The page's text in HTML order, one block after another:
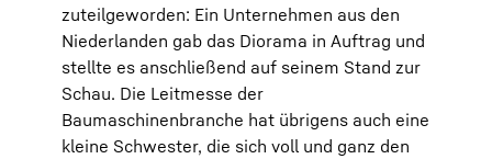
zuteilgeworden: Ein Unternehmen aus den
Niederlanden gab das Diorama in Auftrag und
stellte es anschließend auf seinem Stand zur
Schau. Die Leitmesse der
Baumaschinenbranche hat übrigens auch eine
kleine Schwester, die sich voll und ganz den